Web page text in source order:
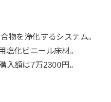
物を浄化するシステム。
塩化ビニール床材。
入額は7万2300円。